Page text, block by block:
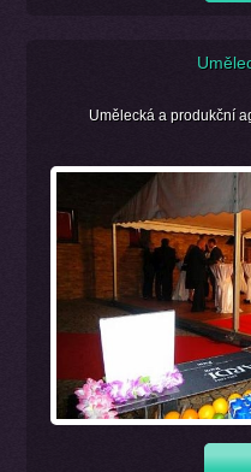
Umělecká a produkční